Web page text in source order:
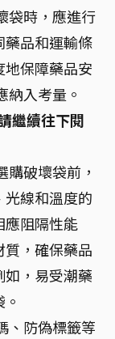
袋時，應進行
藥品和運輸條
保障藥品安
納入考量。
繼續往下閱
購破壞袋前，
線和溫度的
應阻隔性能
質，確保藥品
，易受潮藥
、防偽標籤等